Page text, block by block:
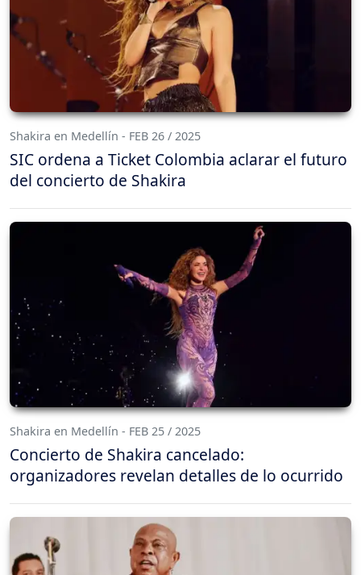
Shakira en Medellín - FEB 26 / 2025
SIC ordena a Ticket Colombia aclarar el futuro
del concierto de Shakira
Shakira en Medellín - FEB 25 / 2025
Concierto de Shakira cancelado:
organizadores revelan detalles de lo ocurrido